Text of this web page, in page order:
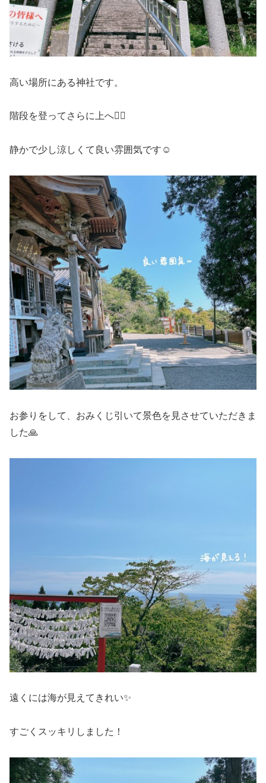
高い場所にある神社です。
階段を登ってさらに上へ🚶‍♀️
静かで少し涼しくて良い雰囲気です☺️
お参りをして、おみくじ引いて景色を見させていただきま
した🙏
遠くには海が見えてきれい✨
すごくスッキリしました！